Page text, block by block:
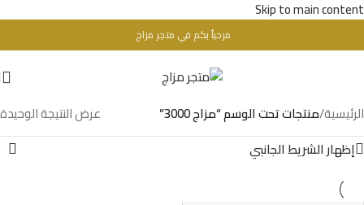
Skip to main content
تحذير : للبالغين فقط + 18 عام - WARINIG : Not For Sale For Minors
مرحباُ بكم في متجر مزاج
الرئيسية/منتجات تحت الوسم “مزاج 3000”
عرض النتيجة الوحيدة
إظهار الشريط الجانبي